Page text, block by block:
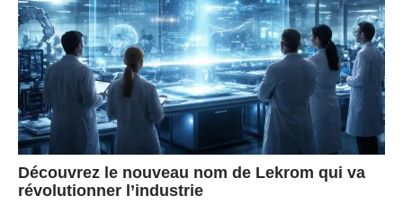
Découvrez le nouveau nom de Lekrom qui va
révolutionner l’industrie